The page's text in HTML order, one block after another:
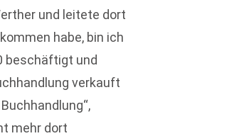
und leitete dort
habe, bin ich
beschäftigt und
verkauft
mehr dort